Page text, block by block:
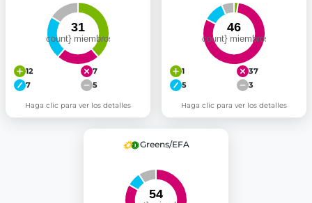
12
7
7
5
Haga clic para ver los detalles
1
37
5
3
Haga clic para ver los detalles
Greens/EFA